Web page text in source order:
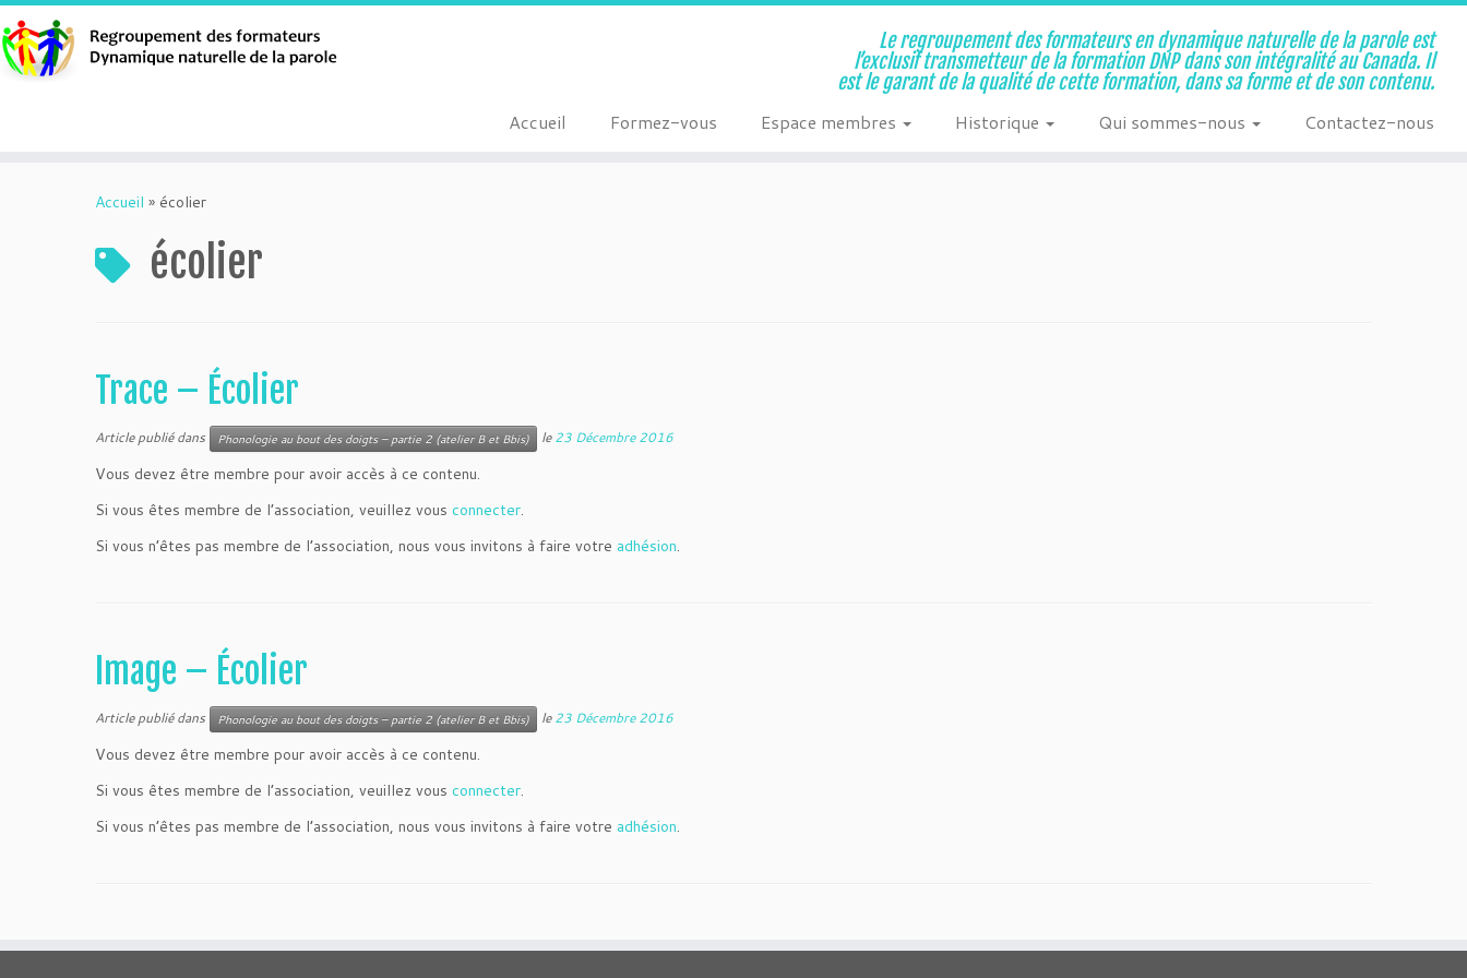
Le regroupement des formateurs en dynamique naturelle de la parole est
l’exclusif transmetteur de la formation DNP dans son intégralité au Canada. Il
est le garant de la qualité de cette formation, dans sa forme et de son contenu.
Accueil Formez-vous Espace membres Historique Qui sommes-nous Contactez-nous
Accueil » écolier
écolier
Trace – Écolier
Article publié dans Phonologie au bout des doigts – partie 2 (atelier B et Bbis) le23 Décembre 2016
Vous devez être membre pour avoir accès à ce contenu.
Si vous êtes membre de l’association, veuillez vous connecter.
Si vous n’êtes pas membre de l’association, nous vous invitons à faire votre adhésion.
Image – Écolier
Article publié dans Phonologie au bout des doigts – partie 2 (atelier B et Bbis) le23 Décembre 2016
Vous devez être membre pour avoir accès à ce contenu.
Si vous êtes membre de l’association, veuillez vous connecter.
Si vous n’êtes pas membre de l’association, nous vous invitons à faire votre adhésion.